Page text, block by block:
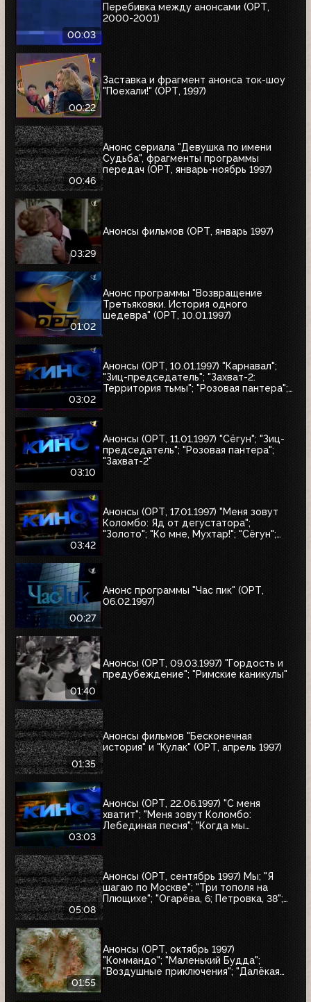
00:03
Перебивка между анонсами (ОРТ,
2000-2001)
00:22
Заставка и фрагмент анонса ток-шоу
"Поехали!" (ОРТ, 1997)
00:46
Анонс сериала "Девушка по имени
Судьба", фрагменты программы
передач (ОРТ, январь-ноябрь 1997)
03:29
Анонсы фильмов (ОРТ, январь 1997)
01:02
Анонс программы "Возвращение
Третьяковки. История одного
шедевра" (ОРТ, 10.01.1997)
03:02
Анонсы (ОРТ, 10.01.1997) "Карнавал";
"Зиц-председатель"; "Захват-2:
Территория тьмы"; "Розовая пантера";
03:10
Анонсы (ОРТ, 11.01.1997) "Сёгун"; "Зиц-
председатель"; "Розовая пантера";
"Захват-2"
03:42
Анонсы (ОРТ, 17.01.1997) "Меня зовут
Коломбо: Яд от дегустатора";
"Золото"; "Ко мне, Мухтар!"; "Сёгун";
00:27
Анонс программы "Час пик" (ОРТ,
06.02.1997)
01:40
Анонсы (ОРТ, 09.03.1997) "Гордость и
предубеждение"; "Римские каникулы"
01:35
Анонсы фильмов "Бесконечная
история" и "Кулак" (ОРТ, апрель 1997)
03:03
Анонсы (ОРТ, 22.06.1997) "С меня
хватит"; "Меня зовут Коломбо:
Лебединая песня"; "Когда мы
05:08
Анонсы (ОРТ, сентябрь 1997) Мы; "Я
шагаю по Москве"; "Три тополя на
Плющихе"; "Огарёва, 6; Петровка, 38";
01:55
Анонсы (ОРТ, октябрь 1997)
"Коммандо"; "Маленький Будда";
"Воздушные приключения"; "Далёкая